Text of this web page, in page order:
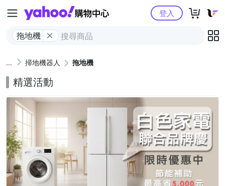
Yahoo購物中心
拖地機
登入
掃地機器人 拖地機
精選活動